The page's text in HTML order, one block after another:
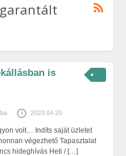
is
2023.04.20
volt… Indíts saját üzletet
végezhető Tapasztalat
hideghívás Heti /[…]